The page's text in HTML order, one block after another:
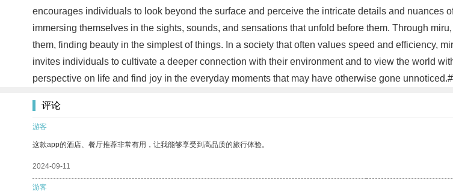
encourages individuals to look beyond the surface and perceive the intricate details and nuances
immersing themselves in the sights, sounds, and sensations that unfold before them. Through
them, finding beauty in the simplest of things. In a society that often values speed and efficiency,
invites individuals to cultivate a deeper connection with their environment and to view the world
perspective on life and find joy in the everyday moments that may have otherwise gone
评论
游客
这款app的酒店、餐厅推荐非常有用，让我能够享受到高品质的旅行体验。
2024-09-11
游客